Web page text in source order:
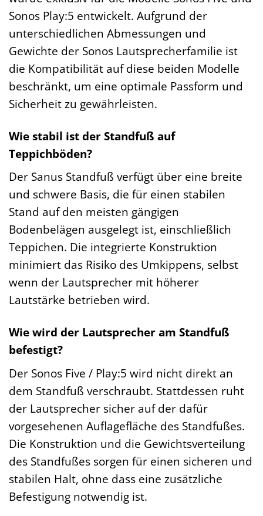
Sonos Play:5 entwickelt. Aufgrund der
unterschiedlichen Abmessungen und
Gewichte der Sonos Lautsprecherfamilie ist
die Kompatibilität auf diese beiden Modelle
beschränkt, um eine optimale Passform und
Sicherheit zu gewährleisten.
Wie stabil ist der Standfuß auf
Teppichböden?
Der Sanus Standfuß verfügt über eine breite
und schwere Basis, die für einen stabilen
Stand auf den meisten gängigen
Bodenbelägen ausgelegt ist, einschließlich
Teppichen. Die integrierte Konstruktion
minimiert das Risiko des Umkippens, selbst
wenn der Lautsprecher mit höherer
Lautstärke betrieben wird.
Wie wird der Lautsprecher am Standfuß
befestigt?
Der Sonos Five / Play:5 wird nicht direkt an
dem Standfuß verschraubt. Stattdessen ruht
der Lautsprecher sicher auf der dafür
vorgesehenen Auflagefläche des Standfußes.
Die Konstruktion und die Gewichtsverteilung
des Standfußes sorgen für einen sicheren und
stabilen Halt, ohne dass eine zusätzliche
Befestigung notwendig ist.